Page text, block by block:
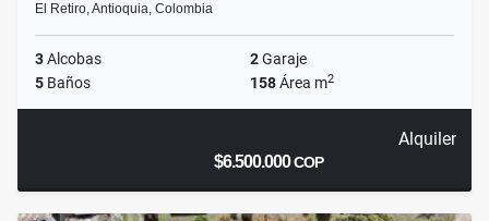
El Retiro, Antioquia, Colombia
3Alcobas 2Garaje
5 Baños 158Área m2
Alquiler
$6.500.000COP